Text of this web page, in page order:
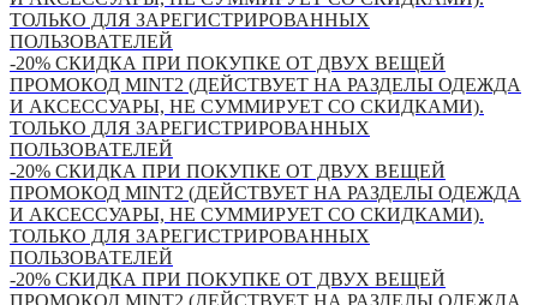
ТОЛЬКО ДЛЯ ЗАРЕГИСТРИРОВАННЫХ
ПОЛЬЗОВАТЕЛЕЙ
-20% СКИДКА ПРИ ПОКУПКЕ ОТ ДВУХ ВЕЩЕЙ
ПРОМОКОД MINT2 (ДЕЙСТВУЕТ НА РАЗДЕЛЫ ОДЕЖДА
И АКСЕССУАРЫ, НЕ СУММИРУЕТ СО СКИДКАМИ).
ТОЛЬКО ДЛЯ ЗАРЕГИСТРИРОВАННЫХ
ПОЛЬЗОВАТЕЛЕЙ
-20% СКИДКА ПРИ ПОКУПКЕ ОТ ДВУХ ВЕЩЕЙ
ПРОМОКОД MINT2 (ДЕЙСТВУЕТ НА РАЗДЕЛЫ ОДЕЖДА
И АКСЕССУАРЫ, НЕ СУММИРУЕТ СО СКИДКАМИ).
ТОЛЬКО ДЛЯ ЗАРЕГИСТРИРОВАННЫХ
ПОЛЬЗОВАТЕЛЕЙ
-20% СКИДКА ПРИ ПОКУПКЕ ОТ ДВУХ ВЕЩЕЙ
ПРОМОКОД MINT2 (ДЕЙСТВУЕТ НА РАЗДЕЛЫ ОДЕЖДА